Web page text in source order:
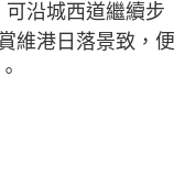
沿城西道繼續步
維港日落景致，便